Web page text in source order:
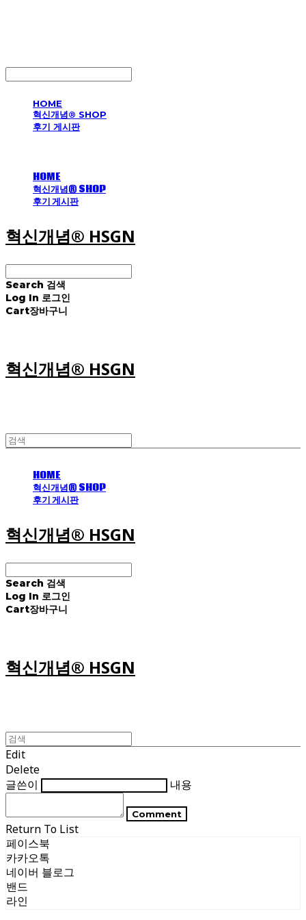
HOME
혁신개념® SHOP
후기 게시판
HOME
혁신개념® SHOP
후기 게시판
혁신개념® HSGN
Search 검색
Log In 로그인
Cart장바구니
혁신개념® HSGN
HOME
혁신개념® SHOP
후기 게시판
혁신개념® HSGN
Search 검색
Log In 로그인
Cart장바구니
혁신개념® HSGN
Edit
Delete
글쓴이
내용
Comment
Return To List
페이스북
카카오톡
네이버 블로그
밴드
라인